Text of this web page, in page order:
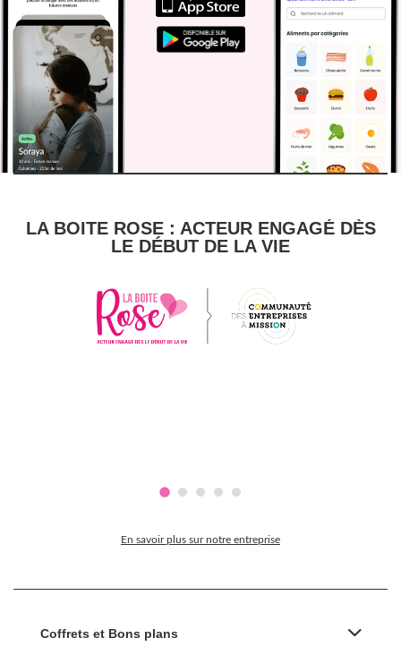
LA BOITE ROSE : ACTEUR ENGAGÉ DÈS
LE DÉBUT DE LA VIE
En savoir plus sur notre entreprise
Coffrets et Bons plans